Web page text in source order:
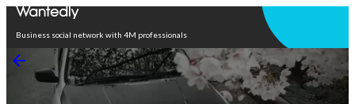
Business social network with 4M professionals